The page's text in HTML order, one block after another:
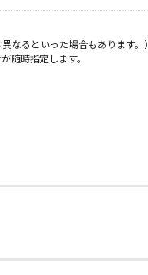
なるといった場合もあります。）
随時指定します。